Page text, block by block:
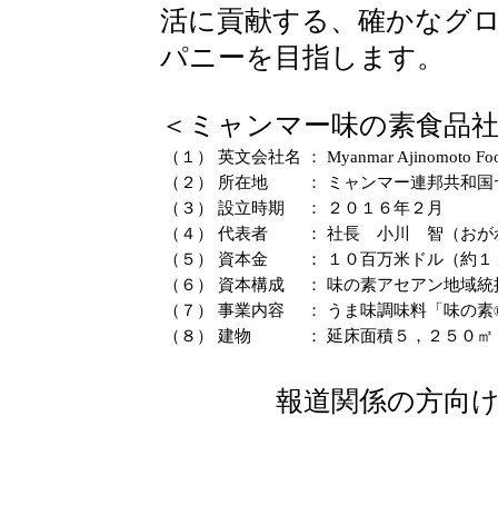
活に貢献する、確かなグ
パニーを目指します。
＜ミャンマー味の素食品
（１） 英文会社名 ：
Myanmar Ajinomoto
（２）
所在地 ：
ミャンマー連邦共和
（３）
設立時期 ：
２０１６年２月
（４）
代表者 ：
社長 小川 智（おが
（５）
資本金 ：
１０百万米ドル（約
（６）
資本構成 ：
味の素アセアン地域
（７）
事業内容 ： うま味調味料「味の素
（８） 建物 ： 延床面積５，２５０
報道関係の方向